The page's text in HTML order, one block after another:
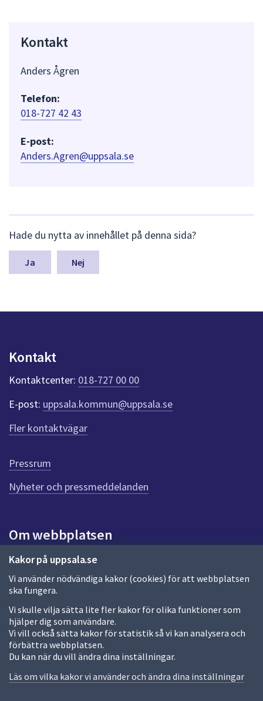
Kakor på uppsala.se
Vi använder nödvändiga kakor (cookies) för att webbplatsen
ska fungera.
Vi skulle vilja sätta lite fler kakor för olika funktioner som
hjälper dig som användare.
Vi vill också sätta kakor för statistik så vi kan analysera och
förbättra webbplatsen.
Du kan när du vill ändra dina inställningar.
Läs om vilka kakor vi använder och ändra dina inställningar
Kontakt
Anders Ågren
Telefon:
018-727 42 43
E-post:
Anders.Agren@uppsala.se
ä
m
a
n
k
e
r
f
ö
r
e
n
n
a
d
a
Hade du nytta av innehållet på denna sida?
Nej
Kontakt
Kontaktcenter: 018-727 00 00
E-post: uppsala.kommun@uppsala.se
Fler kontaktvägar
Pressrum
Nyheter och pressmeddelanden
Om webbplatsen
Om webbplatsen
Allmänna handlingar och diarium
Behandling av personuppgifter
Kakor
Språk (other languages)
Tillgänglighetsredogörelse